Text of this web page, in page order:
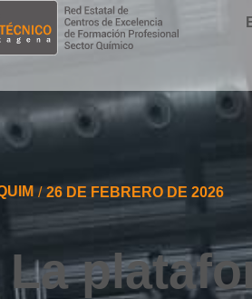
/ 26 DE FEBRERO DE 2026
La